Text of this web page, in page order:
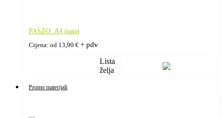
PASZO. A4 mapa
Cijena: od 13,90 € + pdv
Lista
želja
Promo materijali